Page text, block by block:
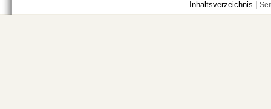
Inhaltsverzeichnis |